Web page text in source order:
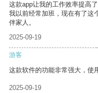
这款app让我的工作效率提高
我以前经常加班，现在有了这
伴家人。
2025-09-19
游客
这款软件的功能非常强大，使
2025-09-19